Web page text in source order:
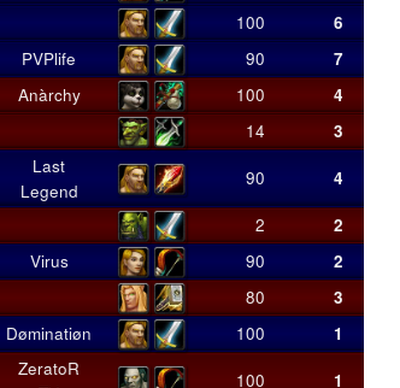
100 6
PVPlife 90 7
Anàrchy 100 4
14 3
Last
Legend
90 4
2 2
Virus 90 2
80 3
Døminatiøn 100 1
ZeratoR
100 1